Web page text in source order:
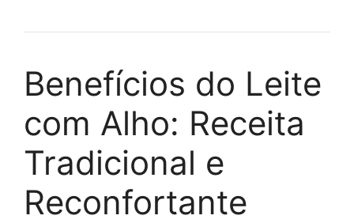
Benefícios do Leite
com Alho: Receita
Tradicional e
Reconfortante